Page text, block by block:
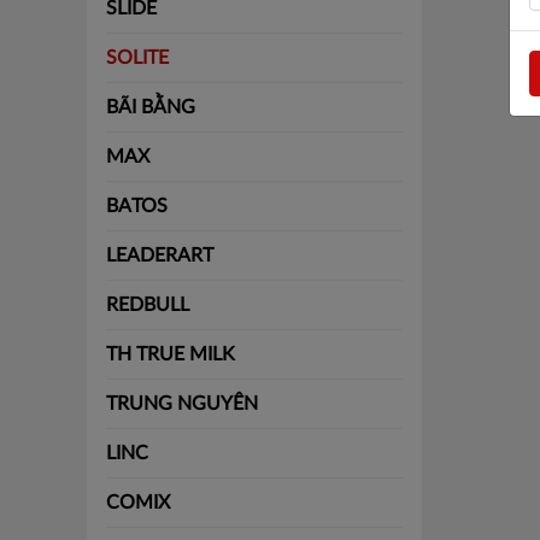
SLIDE
SOLITE
BÃI BẰNG
MAX
BATOS
LEADERART
REDBULL
TH TRUE MILK
TRUNG NGUYÊN
LINC
COMIX